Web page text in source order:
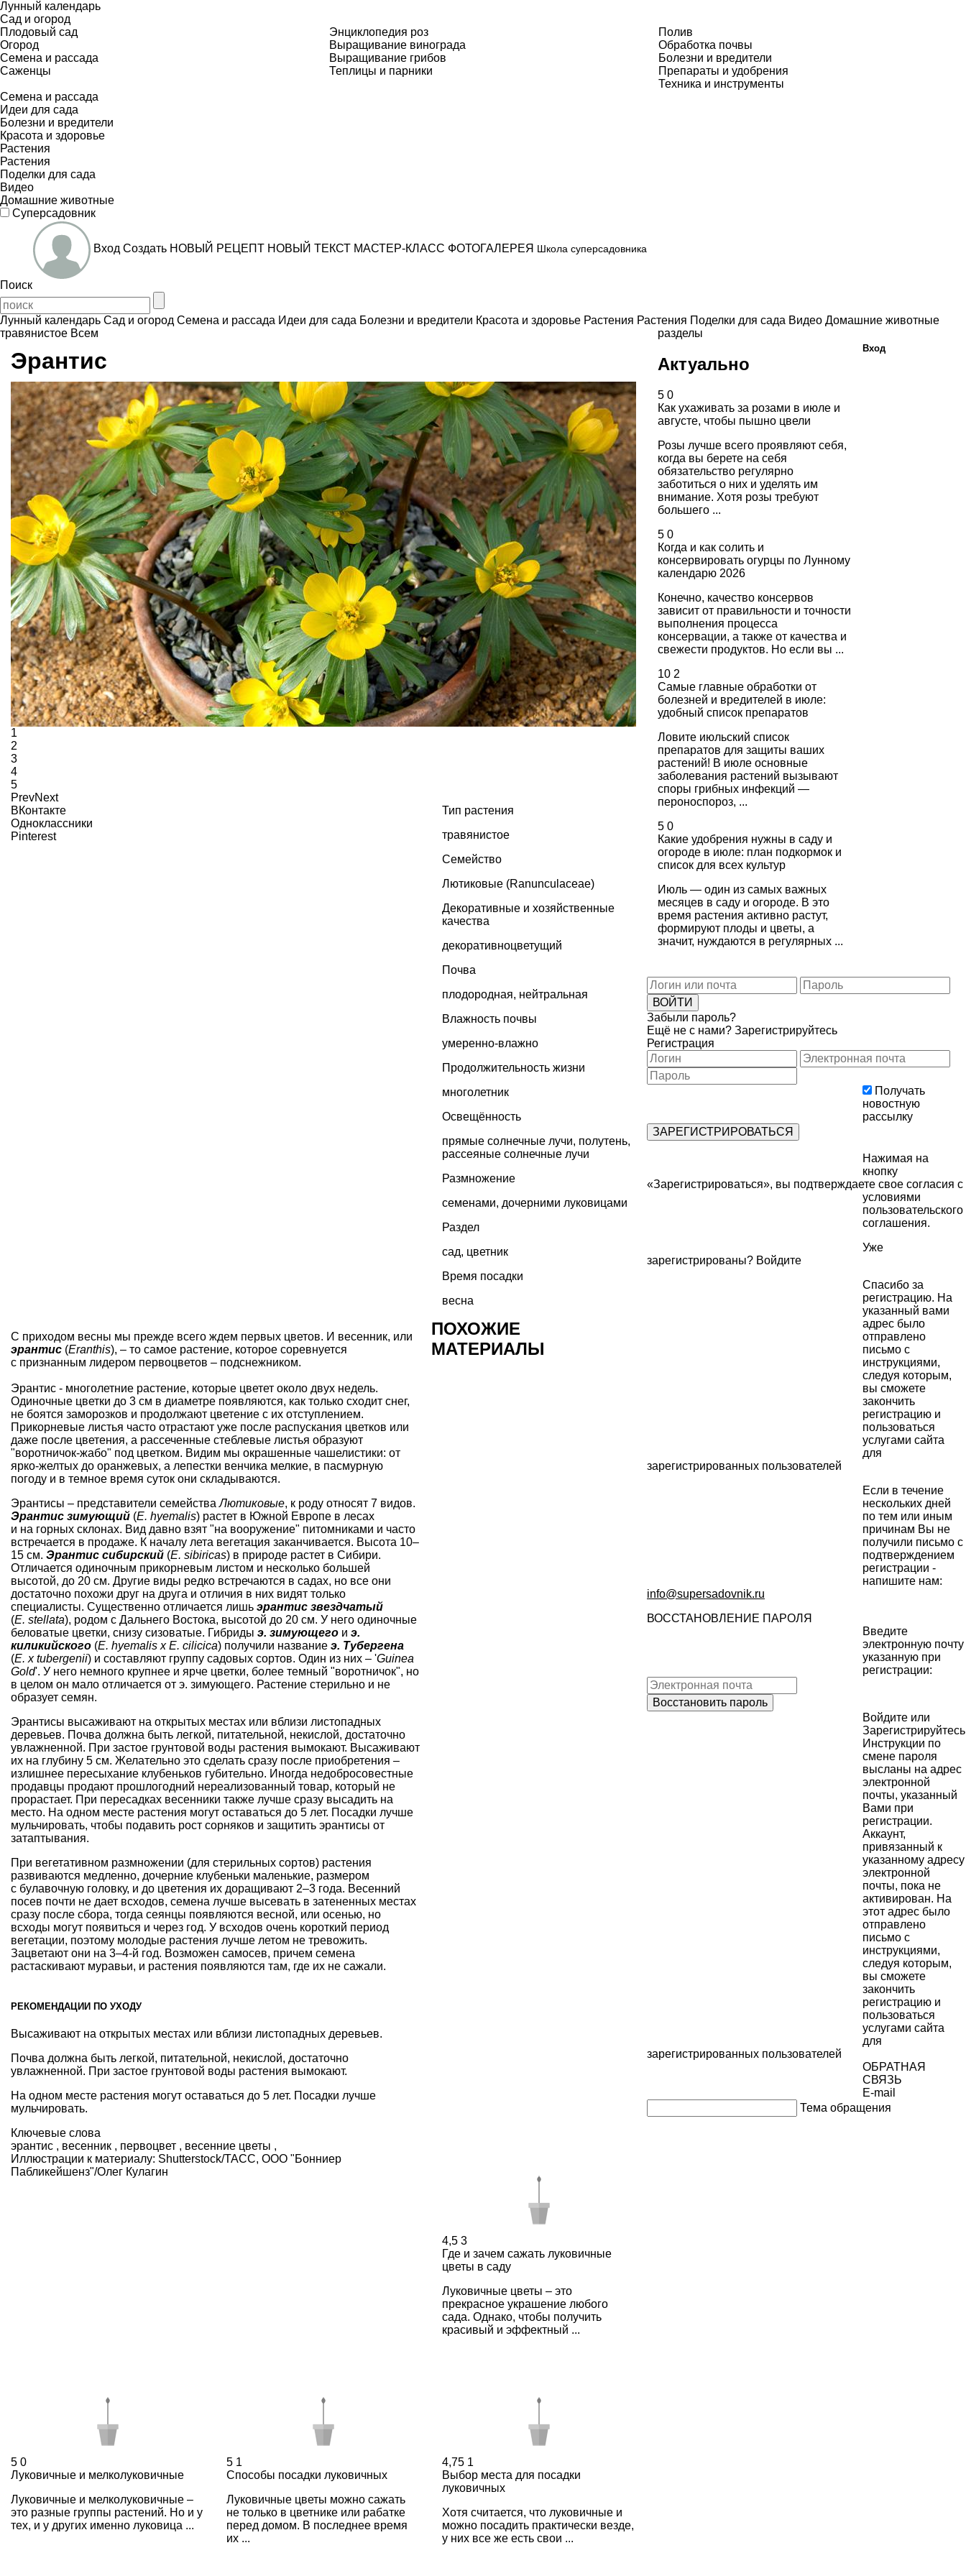
Лунный календарь
Сад и огород
Плодовый сад
Огород
Семена и рассада
Саженцы
Энциклопедия роз
Выращивание винограда
Выращивание грибов
Теплицы и парники
Полив
Обработка почвы
Болезни и вредители
Препараты и удобрения
Техника и инструменты
Семена и рассада
Идеи для сада
Болезни и вредители
Красота и здоровье
Растения
Растения
Поделки для сада
Видео
Домашние животные
Суперсадовник
Вход Создать НОВЫЙ РЕЦЕПТ НОВЫЙ ТЕКСТ МАСТЕР-КЛАСС ФОТОГАЛЕРЕЯ Школа суперсадовника
Поиск
Лунный календарь Сад и огород Семена и рассада Идеи для сада Болезни и вредители Красота и здоровье Растения Растения Поделки для сада Видео Домашние животные
травянистое Всем
Эрантис
1
2
3
4
5
PrevNext
ВКонтакте
Одноклассники
Pinterest
Тип растения
травянистое
Семейство
Лютиковые (Ranunculaceae)
Декоративные и хозяйственные
качества
декоративноцветущий
Почва
плодородная, нейтральная
Влажность почвы
умеренно-влажно
Продолжительность жизни
многолетник
Освещённость
прямые солнечные лучи, полутень,
рассеяные солнечные лучи
Размножение
семенами, дочерними луковицами
Раздел
сад, цветник
Время посадки
весна
С приходом весны мы прежде всего ждем первых цветов. И весенник, или
эрантис (Еranthis), – то самое растение, которое соревнуется
с признанным лидером первоцветов – подснежником.
Эрантис - многолетние растение, которые цветет около двух недель.
Одиночные цветки до 3 см в диаметре появляются, как только сходит снег,
не боятся заморозков и продолжают цветение с их отступлением.
Прикорневые листья часто отрастают уже после распускания цветков или
даже после цветения, а рассеченные стеблевые листья образуют
"воротничок-жабо" под цветком. Видим мы окрашенные чашелистики: от
ярко-желтых до оранжевых, а лепестки венчика мелкие, в пасмурную
погоду и в темное время суток они складываются.
Эрантисы – представители семействаЛютиковые, к роду относят 7 видов.
Эрантис зимующий (Е. hyemalis) растет в Южной Европе в лесах
и на горных склонах. Вид давно взят "на вооружение" питомниками и часто
встречается в продаже. К началу лета вегетация заканчивается. Высота 10–
15 см. Эрантис сибирский (Е. sibiricas) в природе растет в Сибири.
Отличается одиночным прикорневым листом и несколько большей
высотой, до 20 см. Другие виды редко встречаются в садах, но все они
достаточно похожи друг на друга и отличия в них видят только
специалисты. Существенно отличается лишь эрантис звездчатый
(Е. stellata), родом с Дальнего Востока, высотой до 20 см. У него одиночные
беловатые цветки, снизу сизоватые. Гибриды э. зимующего и э.
киликийского (Е. hyemalis х Е. cilicica) получили название э. Тубергена
(E. х tubergenii) и составляют группу садовых сортов. Один из них – 'Guinea
Gold'. У него немного крупнее и ярче цветки, более темный "воротничок", но
в целом он мало отличается от э. зимующего. Растение стерильно и не
образует семян.
Эрантисы высаживают на открытых местах или вблизи листопадных
деревьев. Почва должна быть легкой, питательной, некислой, достаточно
увлажненной. При застое грунтовой воды растения вымокают. Высаживают
их на глубину 5 см. Желательно это сделать сразу после приобретения –
излишнее пересыхание клубеньков губительно. Иногда недобросовестные
продавцы продают прошлогодний нереализованный товар, который не
прорастает. При пересадках весенники также лучше сразу высадить на
место. На одном месте растения могут оставаться до 5 лет. Посадки лучше
мульчировать, чтобы подавить рост сорняков и защитить эрантисы от
затаптывания.
При вегетативном размножении (для стерильных сортов) растения
развиваются медленно, дочерние клубеньки маленькие, размером
с булавочную головку, и до цветения их доращивают 2–3 года. Весенний
посев почти не дает всходов, семена лучше высевать в затененных местах
сразу после сбора, тогда сеянцы появляются весной, или осенью, но
всходы могут появиться и через год. У всходов очень короткий период
вегетации, поэтому молодые растения лучше летом не тревожить.
Зацветают они на 3–4-й год. Возможен самосев, причем семена
растаскивают муравьи, и растения появляются там, где их не сажали.
РЕКОМЕНДАЦИИ ПО УХОДУ
Высаживают на открытых местах или вблизи листопадных деревьев.
Почва должна быть легкой, питательной, некислой, достаточно
увлажненной. При застое грунтовой воды растения вымокают.
На одном месте растения могут оставаться до 5 лет. Посадки лучше
мульчировать.
Ключевые слова
эрантис , весенник , первоцвет , весенние цветы ,
Иллюстрации к материалу: Shutterstock/ТАСС, ООО "Бонниер
Пабликейшенз"/Олег Кулагин
ПОХОЖИЕ
МАТЕРИАЛЫ
4,5 3
Где и зачем сажать луковичные
цветы в саду
Луковичные цветы – это
прекрасное украшение любого
сада. Однако, чтобы получить
красивый и эффектный ...
5 0
Луковичные и мелколуковичные
Луковичные и мелколуковичные –
это разные группы растений. Но и у
тех, и у других именно луковица ...
5 1
Способы посадки луковичных
Луковичные цветы можно сажать
не только в цветнике или рабатке
перед домом. В последнее время
их ...
4,75 1
Выбор места для посадки
луковичных
Хотя считается, что луковичные и
можно посадить практически везде,
у них все же есть свои ...
разделы
Актуально
5 0
Как ухаживать за розами в июле и
августе, чтобы пышно цвели
Розы лучше всего проявляют себя,
когда вы берете на себя
обязательство регулярно
заботиться о них и уделять им
внимание. Хотя розы требуют
большего ...
5 0
Когда и как солить и
консервировать огурцы по Лунному
календарю 2026
Конечно, качество консервов
зависит от правильности и точности
выполнения процесса
консервации, а также от качества и
свежести продуктов. Но если вы ...
10 2
Самые главные обработки от
болезней и вредителей в июле:
удобный список препаратов
Ловите июльский список
препаратов для защиты ваших
растений! В июле основные
заболевания растений вызывают
споры грибных инфекций —
пероноспороз, ...
5 0
Какие удобрения нужны в саду и
огороде в июле: план подкормок и
список для всех культур
Июль — один из самых важных
месяцев в саду и огороде. В это
время растения активно растут,
формируют плоды и цветы, а
значит, нуждаются в регулярных ...
Вход
Забыли пароль?
Ещё не с нами? Зарегистрируйтесь
Регистрация
Получать
новостную
рассылку
Нажимая на
кнопку
«Зарегистрироваться», вы подтверждаете свое согласия с
условиями
пользовательского
соглашения.
Уже
зарегистрированы? Войдите
Спасибо за
регистрацию. На
указанный вами
адрес было
отправлено
письмо с
инструкциями,
следуя которым,
вы сможете
закончить
регистрацию и
пользоваться
услугами сайта
для
зарегистрированных пользователей
Если в течение
нескольких дней
по тем или иным
причинам Вы не
получили письмо с
подтверждением
регистрации -
напишите нам:
info@supersadovnik.ru
ВОССТАНОВЛЕНИЕ ПАРОЛЯ
Введите
электронную почту
указанную при
регистрации:
Войдите или
Зарегистрируйтесь
Инструкции по
смене пароля
высланы на адрес
электронной
почты, указанный
Вами при
регистрации.
Аккаунт,
привязанный к
указанному адресу
электронной
почты, пока не
активирован. На
этот адрес было
отправлено
письмо с
инструкциями,
следуя которым,
вы сможете
закончить
регистрацию и
пользоваться
услугами сайта
для
зарегистрированных пользователей
ОБРАТНАЯ
СВЯЗЬ
E-mail
Тема обращения